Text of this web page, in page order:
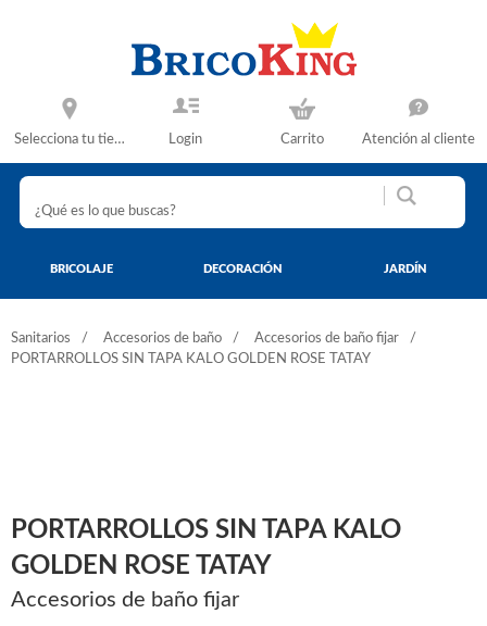
Selecciona tu tienda Login Carrito Atención al cliente
BRICOLAJE DECORACIÓN JARDÍN
Sanitarios Accesorios de baño
Accesorios de baño fijar
PORTARROLLOS SIN TAPA KALO GOLDEN ROSE TATAY
PORTARROLLOS SIN TAPA KALO
GOLDEN ROSE TATAY
Accesorios de baño fijar